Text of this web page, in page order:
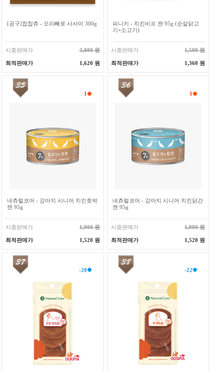
[공구]찹찹츄 - 오리빼로 사사미 300g
시중판매가 3,000 원
최적판매가 1,620 원
피니키 - 치킨비프 캔 95g (순살닭고
기+소고기)
시중판매가 1,500 원
최적판매가 1,360 원
1
네츄럴코어 - 강아지 시니어 치킨호박
캔 95g
시중판매가 1,900 원
최적판매가 1,520 원
1
네츄럴코어 - 강아지 시니어 치킨닭간
캔 95g
시중판매가 1,900 원
최적판매가 1,520 원
-20 -22